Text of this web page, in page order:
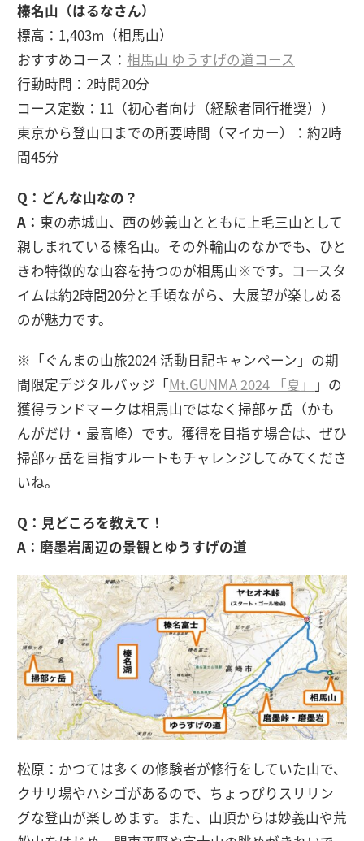
榛名山（はるなさん）
標高：1,403m（相馬山）
おすすめコース： 相馬山 ゆうすげの道コース
行動時間：2時間20分
コース定数：11（初心者向け（経験者同行推奨））
東京から登山口までの所要時間（マイカー）：約2時
間45分
Q：どんな山なの？
A： 東の赤城山、西の妙義山とともに上毛三山として
親しまれている榛名山。その外輪山のなかでも、ひと
きわ特徴的な山容を持つのが相馬山※です。コースタ
イムは約2時間20分と手頃ながら、大展望が楽しめる
のが魅力です。
※「ぐんまの山旅2024 活動日記キャンペーン」の期
間限定デジタルバッジ「Mt.GUNMA 2024 「夏」
」の
獲得ランドマークは相馬山ではなく掃部ヶ岳（かも
んがだけ・最高峰）です。獲得を目指す場合は、ぜひ
掃部ヶ岳を目指すルートもチャレンジしてみてくださ
いね。
Q：見どころを教えて！
A：磨墨岩周辺の景観とゆうすげの道
松原：かつては多くの修験者が修行をしていた山で、
クサリ場やハシゴがあるので、ちょっぴりスリリン
グな登山が楽しめます。また、山頂からは妙義山や荒